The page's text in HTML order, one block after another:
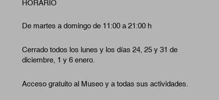
HORARIO
De martes a domingo de 11:00 a 21:00 h
Cerrado todos los lunes y los días 24, 25 y 31 de
diciembre, 1 y 6 enero.
Acceso gratuito al Museo y a todas sus actividades.